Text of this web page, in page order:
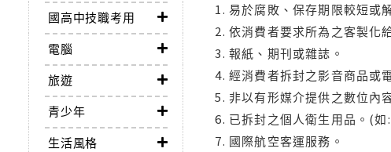
國高中技職考用
電腦
旅遊
青少年
生活風格
易於腐敗、保存期限較短或
依消費者要求所為之客製化
報紙、期刊或雜誌。
經消費者拆封之影音商品或
非以有形媒介提供之數位內
已拆封之個人衛生用品。(
國際航空客運服務。